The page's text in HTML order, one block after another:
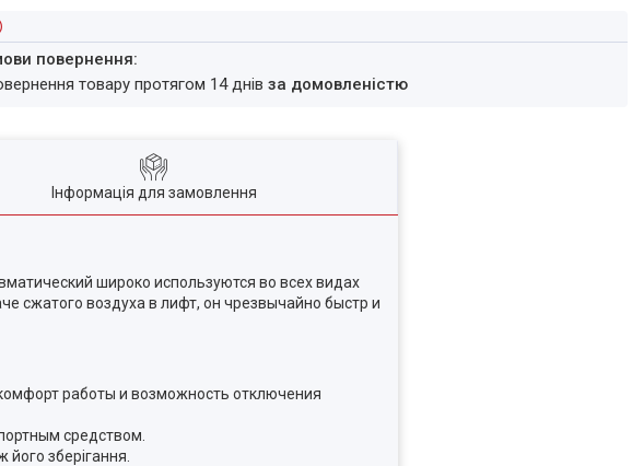
товару протягом 14 днівза домовленістю
Інформація для замовлення
широко используются во всех видах
сжатого воздуха в лифт, он чрезвычайно быстр и
работы и возможность отключения
средством.
зберігання.